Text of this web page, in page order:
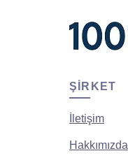
ŞIRKET
İletişim
Hakkımızda